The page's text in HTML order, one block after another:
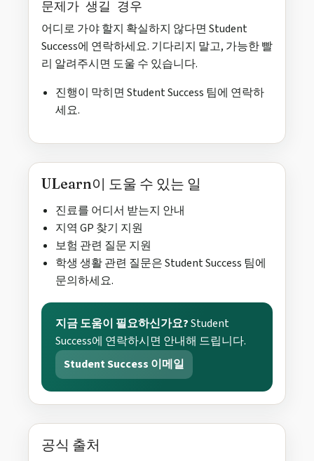
문제가 생길 경우
어디로 가야 할지 확실하지 않다면 Student
Success에 연락하세요. 기다리지 말고, 가능한 빨
리 알려주시면 도울 수 있습니다.
진행이 막히면 Student Success 팀에 연락하
세요.
ULearn이 도울 수 있는 일
진료를 어디서 받는지 안내
지역 GP 찾기 지원
보험 관련 질문 지원
학생 생활 관련 질문은 Student Success 팀에
문의하세요.
지금 도움이 필요하신가요?Student
Success에 연락하시면 안내해 드립니다.
Student Success 이메일
공식 출처